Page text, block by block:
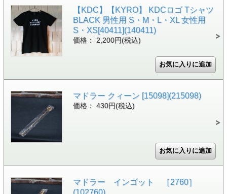
【KDC】【KYRO】 KDCロゴ Tシャツ
BLACK 男性用 S・M・L・XL 女性用
S・XS[40411](140411)
価格： 2,200円(税込)
マドラー クィーン [15098](215098)
価格： 430円(税込)
マドラー インゴット ［2760］
(102760)